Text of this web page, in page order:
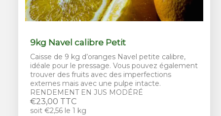
9kg Navel calibre Petit
Caisse de 9 kg d’oranges Navel petite calibre,
idéale pour le pressage. Vous pouvez également
trouver des fruits avec des imperfections
externes mais avec une pulpe intacte.
RENDEMENT EN JUS MODÉRÉ
€23,00 TTC
soit €2,56 le 1 kg